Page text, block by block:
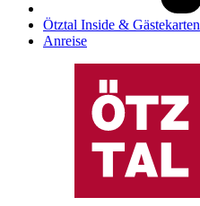
Ötztal Inside & Gästekarten
Anreise